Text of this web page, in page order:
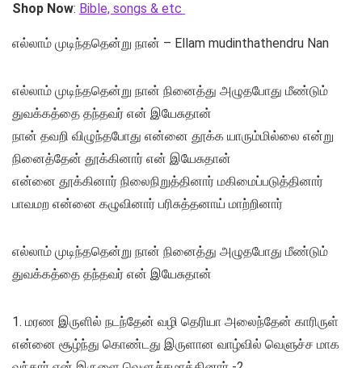
Shop Now: Bible, songs & etc
எல்லாம் முடிந்ததென்று நான் – Ellam mudinthathendru Nan
எல்லாம் முடிந்ததென்று நான் நினைத்து அழுதபோது மீண்டும்
துவக்கத்தை தந்தவர் என் இயேசுதான்
நான் தவறி விழுந்தபோது என்னை தூக்க யாரும்மில்லை என்று
நினைத்தேன் தூக்கினார் என் இயேசுதான்
என்னை தூக்கினார் நிலைநிறுத்தினார் மகிமைப்படுத்தினார்
பாவமற என்னை கழுவினார் பரிசுத்தனாய் மாற்றினார்
எல்லாம் முடிந்ததென்று நான் நினைத்து அழுதபோது மீண்டும்
துவக்கத்தை தந்தவர் என் இயேசுதான்
1. மரண இருளில் நடந்தேன் வழி தெரியா அலைந்தேன் காரிருள்
என்னை சூழ்ந்து கொண்டது இருளான வாழ்வில் வெளுச்ச மாக